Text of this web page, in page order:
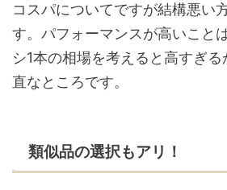
コスパについてですが結構悪い
す。パフォーマンスが高いこと
シ1本の相場を考えると高すぎ
直なところです。
類似品の選択もアリ！